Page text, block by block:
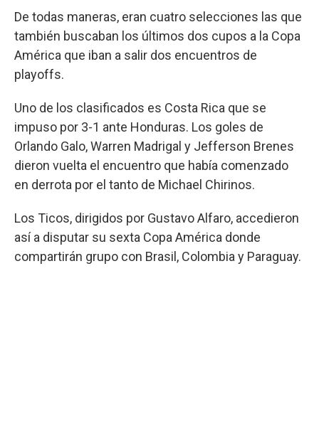
De todas maneras, eran cuatro selecciones las que
también buscaban los últimos dos cupos a la Copa
América que iban a salir dos encuentros de
playoffs.
Uno de los clasificados es Costa Rica que se
impuso por 3-1 ante Honduras. Los goles de
Orlando Galo, Warren Madrigal y Jefferson Brenes
dieron vuelta el encuentro que había comenzado
en derrota por el tanto de Michael Chirinos.
Los Ticos, dirigidos por Gustavo Alfaro, accedieron
así a disputar su sexta Copa América donde
compartirán grupo con Brasil, Colombia y Paraguay.